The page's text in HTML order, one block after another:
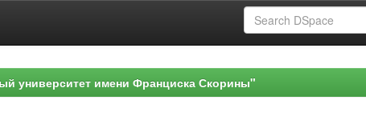
университет имени Франциска Скорины"